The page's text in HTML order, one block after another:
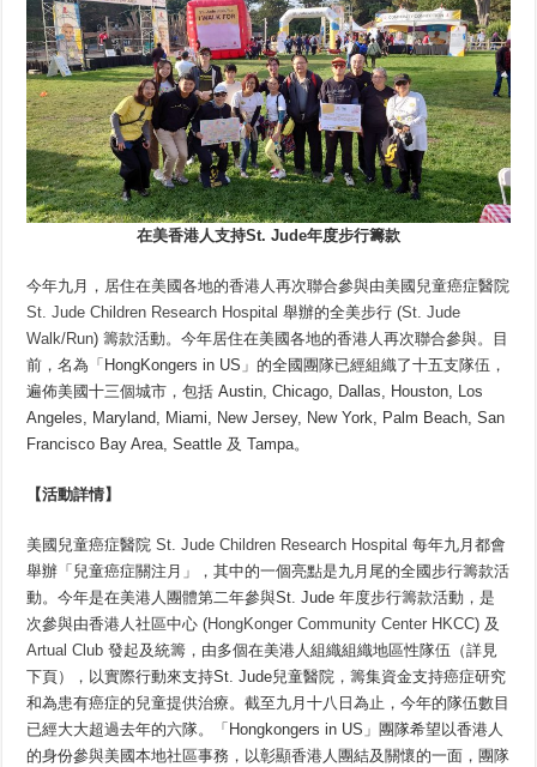
在美香港人支持St. Jude年度步行籌款
今年九月，居住在美國各地的香港人再次聯合參與由美國兒童癌症醫院
St. Jude Children Research Hospital 舉辦的全美步行 (St. Jude
Walk/Run) 籌款活動。今年居住在美國各地的香港人再次聯合參與。目
前，名為「HongKongers in US」的全國團隊已經組織了十五支隊伍，
遍佈美國十三個城市，包括 Austin, Chicago, Dallas, Houston, Los
Angeles, Maryland, Miami, New Jersey, New York, Palm Beach, San
Francisco Bay Area, Seattle 及 Tampa。
【活動詳情】
美國兒童癌症醫院St. Jude Children Research Hospital 每年九月都會
舉辦「兒童癌症關注月」，其中的一個亮點是九月尾的全國步行籌款活
動。今年是在美港人團體第二年參與St. Jude 年度步行籌款活動，是
次參與由香港人社區中心 (HongKonger Community Center HKCC) 及
Artual Club 發起及統籌，由多個在美港人組織組織地區性隊伍（詳見
下頁），以實際行動來支持St. Jude兒童醫院，籌集資金支持癌症研究
和為患有癌症的兒童提供治療。截至九月十八日為止，今年的隊伍數目
已經大大超過去年的六隊。「Hongkongers in US」團隊希望以香港人
的身份參與美國本地社區事務，以彰顯香港人團結及關懷的一面，團隊